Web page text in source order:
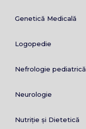
Genetică Medicală
Logopedie
Nefrologie pediatrică
Neurologie
Nutriție și Dietetică